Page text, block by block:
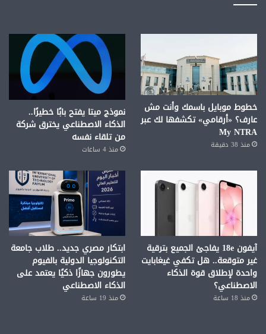
خطوط موبايل باسمك وأنت مش
عارف؟ «أرقامي» تكشفها لك عبر
My NTRA
منذ 38 دقيقة
نموذج ميتا يفتح بابًا خطيرًا..
الذكاء الاصطناعي يخترق شركة
من تلقاء نفسه
منذ 4 ساعات
آيفون 18e يفاجئ الجميع بترقية
غير متوقعة.. هل تكفي غيغابايت
واحدة لإطلاق قوة الذكاء
الاصطناعي؟
منذ 18 ساعة
ابتكار مصري جديد.. طلاب جامعة
التكنولوجيا الدولية بالفيوم
يطورون جهازًا ذكيًا يعتمد على
الذكاء الاصطناعي
منذ 19 ساعة